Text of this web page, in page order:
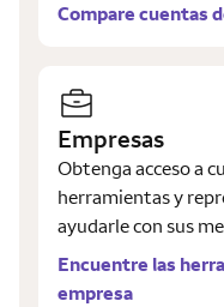
Compare cuentas
Empresas
Obtenga acceso a
herramientas y
ayudarle con sus
Encuentre las
empresa